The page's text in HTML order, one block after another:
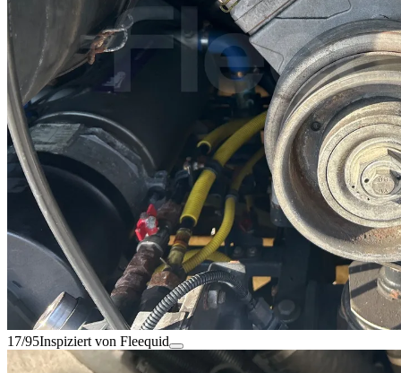
17/95Inspiziert von Fleequid